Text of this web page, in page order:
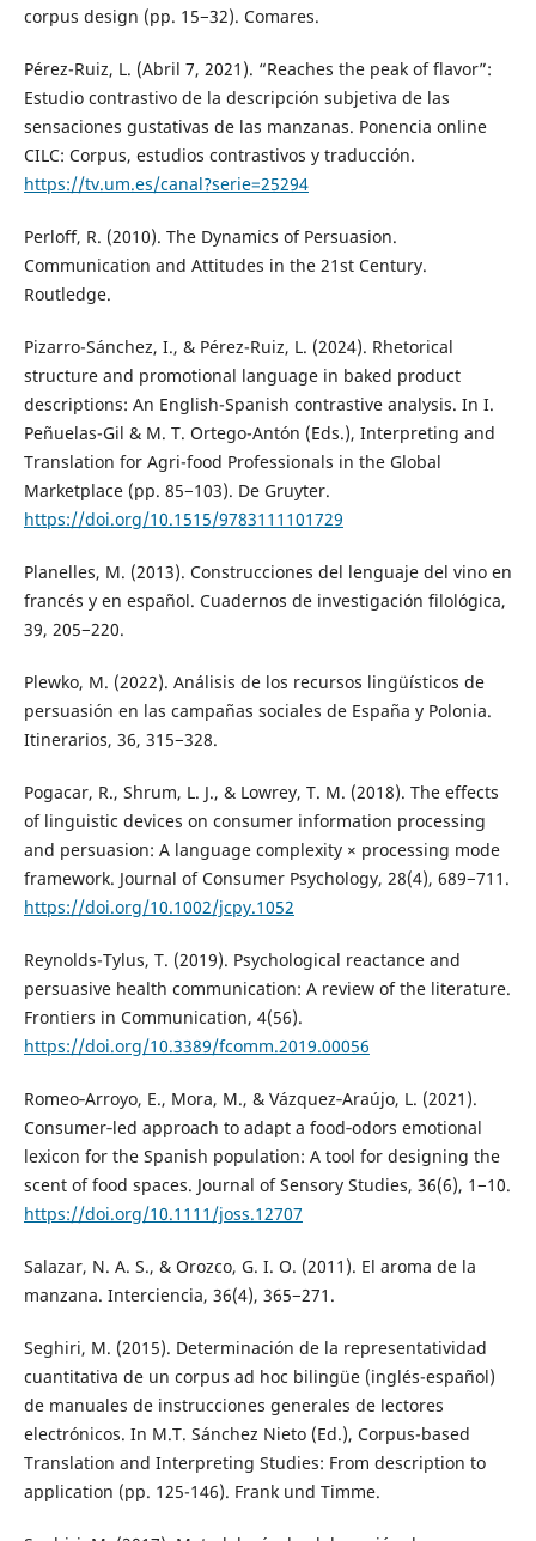
corpus design (pp. 15−32). Comares.
Pérez-Ruiz, L. (Abril 7, 2021). “Reaches the peak of flavor”:
Estudio contrastivo de la descripción subjetiva de las
sensaciones gustativas de las manzanas. Ponencia online
CILC: Corpus, estudios contrastivos y traducción.
https://tv.um.es/canal?serie=25294
Perloff, R. (2010). The Dynamics of Persuasion.
Communication and Attitudes in the 21st Century.
Routledge.
Pizarro-Sánchez, I., & Pérez-Ruiz, L. (2024). Rhetorical
structure and promotional language in baked product
descriptions: An English-Spanish contrastive analysis. In I.
Peñuelas-Gil & M. T. Ortego-Antón (Eds.), Interpreting and
Translation for Agri-food Professionals in the Global
Marketplace (pp. 85−103). De Gruyter.
https://doi.org/10.1515/9783111101729
Planelles, M. (2013). Construcciones del lenguaje del vino en
francés y en español. Cuadernos de investigación filológica,
39, 205−220.
Plewko, M. (2022). Análisis de los recursos lingüísticos de
persuasión en las campañas sociales de España y Polonia.
Itinerarios, 36, 315−328.
Pogacar, R., Shrum, L. J., & Lowrey, T. M. (2018). The effects
of linguistic devices on consumer information processing
and persuasion: A language complexity × processing mode
framework. Journal of Consumer Psychology, 28(4), 689−711.
https://doi.org/10.1002/jcpy.1052
Reynolds-Tylus, T. (2019). Psychological reactance and
persuasive health communication: A review of the literature.
Frontiers in Communication, 4(56).
https://doi.org/10.3389/fcomm.2019.00056
Romeo‐Arroyo, E., Mora, M., & Vázquez‐Araújo, L. (2021).
Consumer‐led approach to adapt a food‐odors emotional
lexicon for the Spanish population: A tool for designing the
scent of food spaces. Journal of Sensory Studies, 36(6), 1−10.
https://doi.org/10.1111/joss.12707
Salazar, N. A. S., & Orozco, G. I. O. (2011). El aroma de la
manzana. Interciencia, 36(4), 365−271.
Seghiri, M. (2015). Determinación de la representatividad
cuantitativa de un corpus ad hoc bilingüe (inglés-español)
de manuales de instrucciones generales de lectores
electrónicos. In M.T. Sánchez Nieto (Ed.), Corpus-based
Translation and Interpreting Studies: From description to
application (pp. 125-146). Frank und Timme.